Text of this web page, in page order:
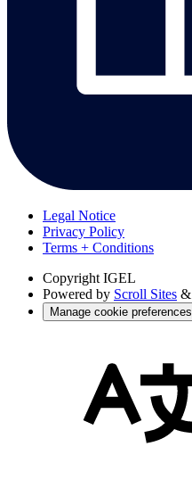
Legal Notice
Privacy Policy
Terms + Conditions
Copyright IGEL
Powered by Scroll Sites &
Manage cookie preferences